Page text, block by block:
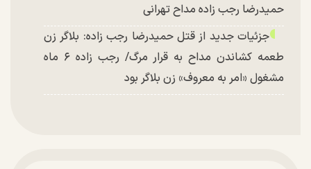
حمیدرضا رجب زاده مداح تهرانی
جزئیات جدید از قتل حمیدرضا رجب زاده: بلاگر زن
طعمه کشاندن مداح به قرار مرگ/ رجب زاده ۶ ماه
مشغول «امر به معروف» زن بلاگر بود